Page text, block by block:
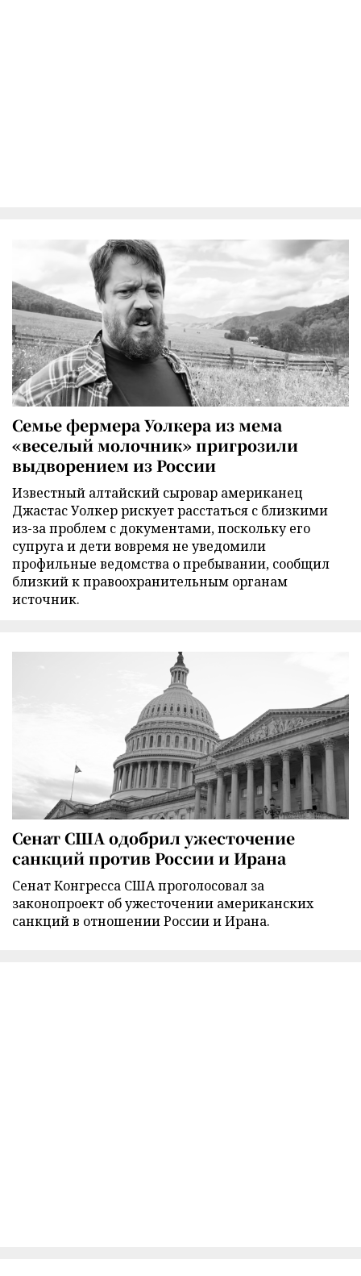
Семье фермера Уолкера из мема
«веселый молочник» пригрозили
выдворением из России
Известный алтайский сыровар американец
Джастас Уолкер рискует расстаться с близкими
из-за проблем с документами, поскольку его
супруга и дети вовремя не уведомили
профильные ведомства о пребывании, сообщил
близкий к правоохранительным органам
источник.
Сенат США одобрил ужесточение
санкций против России и Ирана
Сенат Конгресса США проголосовал за
законопроект об ужесточении американских
санкций в отношении России и Ирана.